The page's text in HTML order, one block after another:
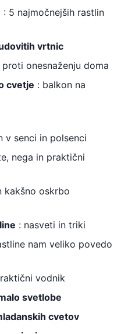
: 5 najmočnejših rastlin
vrtnic
proti onesnaženju doma
cvetje : balkon na
v senci in polsenci
nega in praktični
kakšno oskrbo
: nasveti in triki
nam veliko povedo
vodnik
svetlobe
cvetov